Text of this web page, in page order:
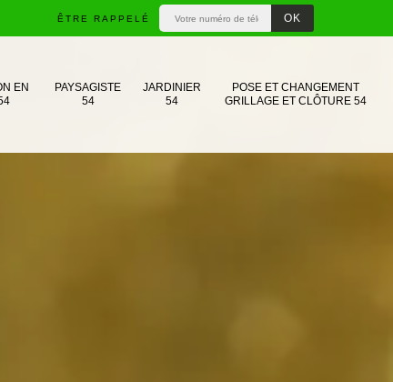
ÊTRE RAPPELÉ
EN
PAYSAGISTE
54
JARDINIER
54
POSE ET CHANGEMENT
GRILLAGE ET CLÔTURE 54